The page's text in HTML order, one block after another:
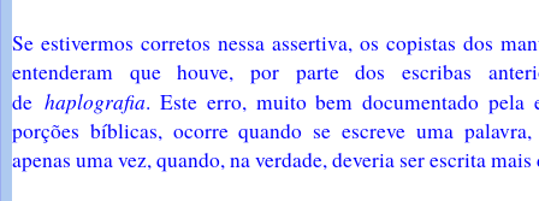
Se estivermos corretos nessa assertiva, os copistas dos
entenderam que houve, por parte dos escribas
de haplografia. Este erro, muito bem documentado pela
porções bíblicas, ocorre quando se escreve uma
apenas uma vez, quando, na verdade, deveria ser escrita mais